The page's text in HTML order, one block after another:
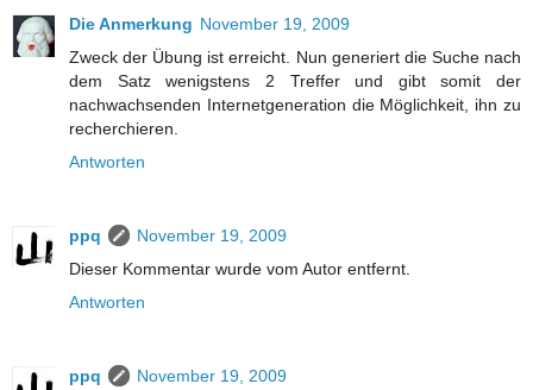
Die Anmerkung November 19, 2009
Zweck der Übung ist erreicht. Nun generiert die Suche nach
dem Satz wenigstens 2 Treffer und gibt somit der
nachwachsenden Internetgeneration die Möglichkeit, ihn zu
recherchieren.
Antworten
ppq
November 19, 2009
Dieser Kommentar wurde vom Autor entfernt.
Antworten
ppq
November 19, 2009